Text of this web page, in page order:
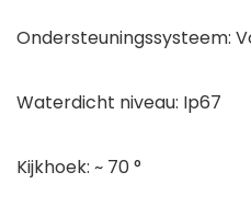
Ondersteuningssysteem:
Waterdicht niveau: Ip67
Kijkhoek: ~ 70 °